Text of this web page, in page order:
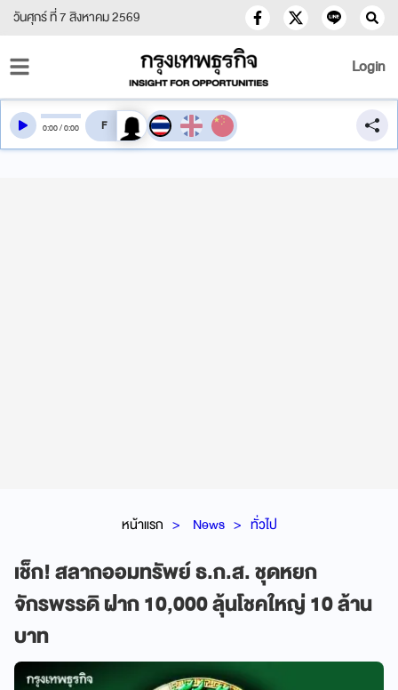
วันศุกร์ ที่ 7 สิงหาคม 2569
Login
หน้าแรก News ทั่วไป
เช็ก! สลากออมทรัพย์ ธ.ก.ส. ชุดหยก
จักรพรรดิ ฝาก 10,000 ลุ้นโชคใหญ่ 10 ล้าน
บาท
0:00/0:00 สลับเสียงอ่าน